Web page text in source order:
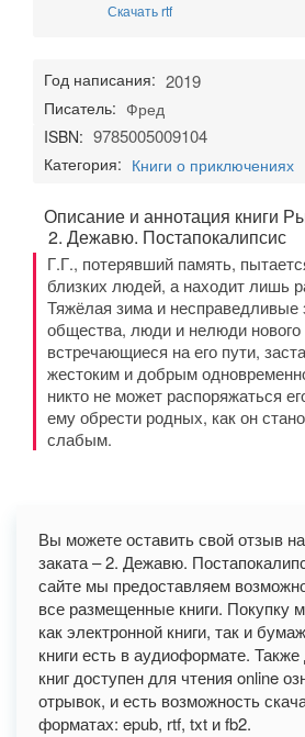
Скачать rtf
Год написания: 2019
Писатель: Фред
ISBN: 9785005009104
Категория: Книги о приключениях
Описание и аннотация книги
2. Дежавю. Постапокалипсис
Г.Г., потерявший память,
близких людей, а находит лишь
Тяжёлая зима и несправедливые
общества, люди и нелюди нового
встречающиеся на его пути,
жестоким и добрым
никто не может распоряжаться
ему обрести родных, как он
слабым.
Вы можете оставить свой отзыв
заката – 2. Дежавю.
сайте мы предоставляем
все размещенные книги. Покупку
как электронной книги, так и
книги есть в аудиоформате.
книг доступен для чтения online
отрывок, и есть возможность
форматах: epub, rtf, txt и fb2.